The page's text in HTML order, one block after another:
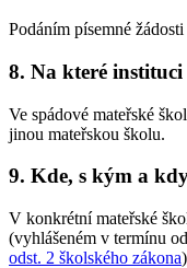
Podáním písemné
8. Na které
Ve spádové mateřské
jinou mateřskou školu.
9. Kde, s kým a
V konkrétní mateřské
(vyhlášeném v termínu
odst. 2 školského zákona